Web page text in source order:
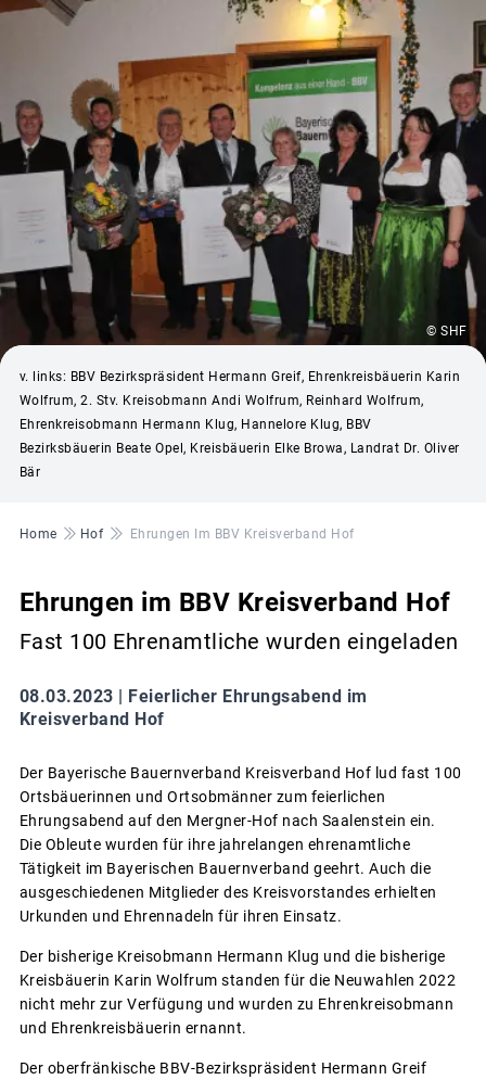
© SHF
v. links: BBV Bezirkspräsident Hermann Greif, Ehrenkreisbäuerin Karin
Wolfrum, 2. Stv. Kreisobmann Andi Wolfrum, Reinhard Wolfrum,
Ehrenkreisobmann Hermann Klug, Hannelore Klug, BBV
Bezirksbäuerin Beate Opel, Kreisbäuerin Elke Browa, Landrat Dr. Oliver
Bär
Pfadnavigation
Home Hof Ehrungen Im BBV Kreisverband Hof
Ehrungen im BBV Kreisverband Hof
Fast 100 Ehrenamtliche wurden eingeladen
08.03.2023 |
Feierlicher Ehrungsabend im
Kreisverband Hof
Der Bayerische Bauernverband Kreisverband Hof lud fast 100
Ortsbäuerinnen und Ortsobmänner zum feierlichen
Ehrungsabend auf den Mergner-Hof nach Saalenstein ein.
Die Obleute wurden für ihre jahrelangen ehrenamtliche
Tätigkeit im Bayerischen Bauernverband geehrt. Auch die
ausgeschiedenen Mitglieder des Kreisvorstandes erhielten
Urkunden und Ehrennadeln für ihren Einsatz.
Der bisherige Kreisobmann Hermann Klug und die bisherige
Kreisbäuerin Karin Wolfrum standen für die Neuwahlen 2022
nicht mehr zur Verfügung und wurden zu Ehrenkreisobmann
und Ehrenkreisbäuerin ernannt.
Der oberfränkische BBV-Bezirkspräsident Hermann Greif